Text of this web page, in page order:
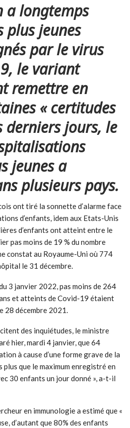
a longtemps
plus jeunes
par le virus
le variant
remettre en
« certitudes
derniers jours, le
jeunes a
plusieurs pays.
ont tiré la sonnette d’alarme face
d’enfants, idem aux Etats-Unis
d’enfants ont atteint entre le
pas moins de 19 % du nombre
constat au Royaume-Uni où 774
le 31 décembre.
3 janvier 2022, pas moins de 264
et atteints de Covid-19 étaient
28 décembre 2021.
des inquiétudes, le ministre
hier, mardi 4 janvier, que 64
à cause d’une forme grave de la
plus que le maximum enregistré en
30 enfants un jour donné », a-t-il
en immunologie a estimé que «
d’autant que 80% des enfants